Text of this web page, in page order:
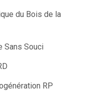
du Bois de la
Sans Souci
RP